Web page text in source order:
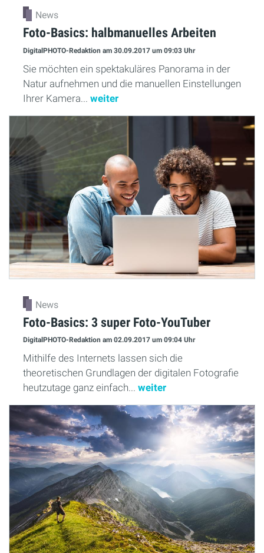
News
Foto-Basics: halbmanuelles Arbeiten
DigitalPHOTO-Redaktion am 30.09.2017 um 09:03 Uhr
Sie möchten ein spektakuläres Panorama in der
Natur aufnehmen und die manuellen Einstellungen
Ihrer Kamera... weiter
News
Foto-Basics: 3 super Foto-YouTuber
DigitalPHOTO-Redaktion am 02.09.2017 um 09:04 Uhr
Mithilfe des Internets lassen sich die
theoretischen Grundlagen der digitalen Fotografie
heutzutage ganz einfach... weiter